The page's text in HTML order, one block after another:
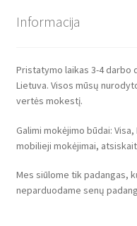
Informacija
Pristatymo laikas 3-4 darbo
Lietuva. Visos mūsų
vertės mokestį.
Galimi mokėjimo būdai:
mobilieji mokėjimai,
Mes siūlome tik padangas,
neparduodame senų